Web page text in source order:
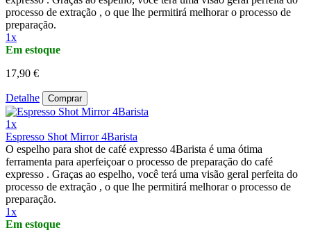
processo de extração , o que lhe permitirá melhorar o processo de
preparação.
1x
Em estoque
17,90 €
Detalhe Comprar
1x
Espresso Shot Mirror 4Barista
O espelho para shot de café expresso 4Barista é uma ótima
ferramenta para aperfeiçoar o processo de preparação do café
expresso . Graças ao espelho, você terá uma visão geral perfeita do
processo de extração , o que lhe permitirá melhorar o processo de
preparação.
1x
Em estoque